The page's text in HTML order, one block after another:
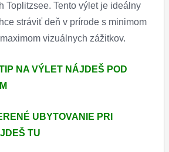
Toplitzsee. Tento výlet je ideálny
stráviť deň v prírode s minimom
vizuálnych zážitkov.
NA VÝLET NÁJDEŠ POD
UBYTOVANIE PRI
TU